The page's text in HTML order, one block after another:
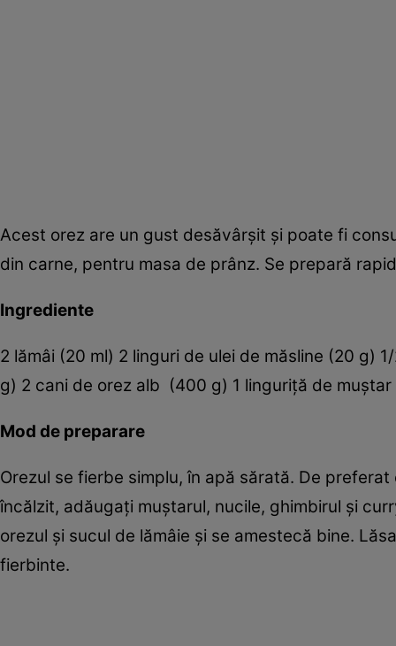
Acest orez are un gust desăvârşit şi poate fi
din carne, pentru masa de prânz. Se prepară
Ingrediente
2 lămâi (20 ml) 2 linguri de ulei de măsline (20 g)
g) 2 cani de orez alb (400 g) 1 linguriţă de
Mod de preparare
Orezul se fierbe simplu, în apă sărată. De
încălzit, adăugaţi muştarul, nucile, ghimbirul şi
orezul şi sucul de lămâie şi se amestecă bine.
fierbinte.